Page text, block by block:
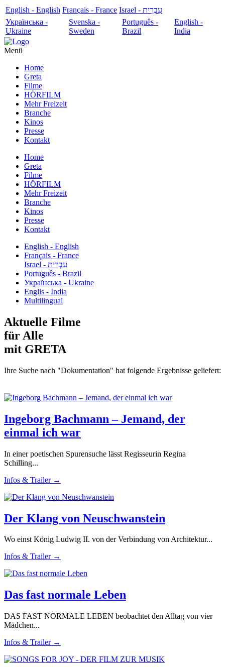
English - English Français - France
עִבְרִית - Israel
Українська -
Ukraine
Svenska -
Sweden
Português -
Brazil
English -
India
Menü
Home
Greta
Filme
HÖRFILM
Mehr Freizeit
Branche
Kinos
Presse
Kontakt
Home
Greta
Filme
HÖRFILM
Mehr Freizeit
Branche
Kinos
Presse
Kontakt
English - English
Français - France
עִבְרִית - Israel
Português - Brazil
Українська - Ukraine
Englis - India
Multilingual
Aktuelle Filme
für Alle
mit GRETA
Ihre Suche nach "Dokumentation" hat folgende Ergebnisse geliefert:
Ingeborg Bachmann – Jemand, der
einmal ich war
In einer poetischen Spurensuche lässt Regisseurin Regina
Schilling...
Infos & Trailer →
Der Klang von Neuschwanstein
Wo einst König Ludwig II. von der Verbindung von Architektur...
Infos & Trailer →
Das fast normale Leben
DAS FAST NORMALE LEBEN beobachtet den Alltag von vier
Mädchen...
Infos & Trailer →